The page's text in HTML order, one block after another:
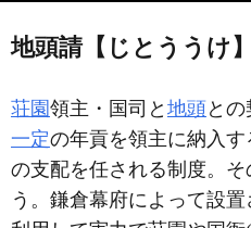
地頭請【じとううけ】
荘園領主・国司と 地頭と
一定の年貢を領主に納入
の支配を任される制度。そ
う。鎌倉幕府によって設